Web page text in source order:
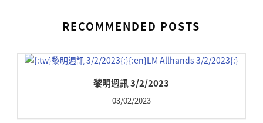
RECOMMENDED POSTS
黎明週訊 3/2/2023
03/02/2023